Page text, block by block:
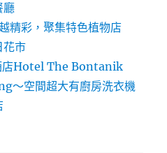
廳
精彩，聚集特色植物店
花市
店Hotel The Bontanik
～空間超大有廚房洗衣機